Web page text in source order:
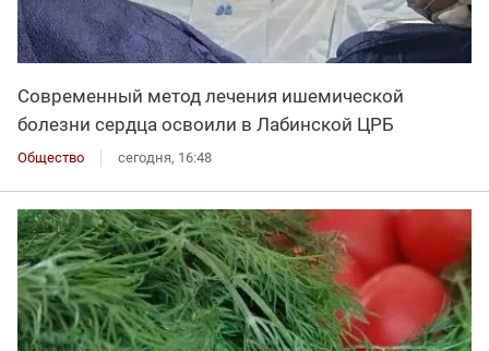
Современный метод лечения ишемической
болезни сердца освоили в Лабинской ЦРБ
Общество сегодня, 16:48